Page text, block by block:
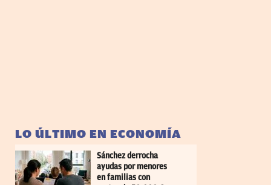
LO ÚLTIMO EN ECONOMÍA
Sánchez derrocha
ayudas por menores
en familias con